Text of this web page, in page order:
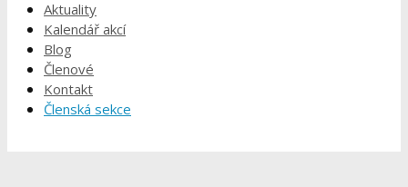
Aktuality
Kalendář akcí
Blog
Členové
Kontakt
Členská sekce